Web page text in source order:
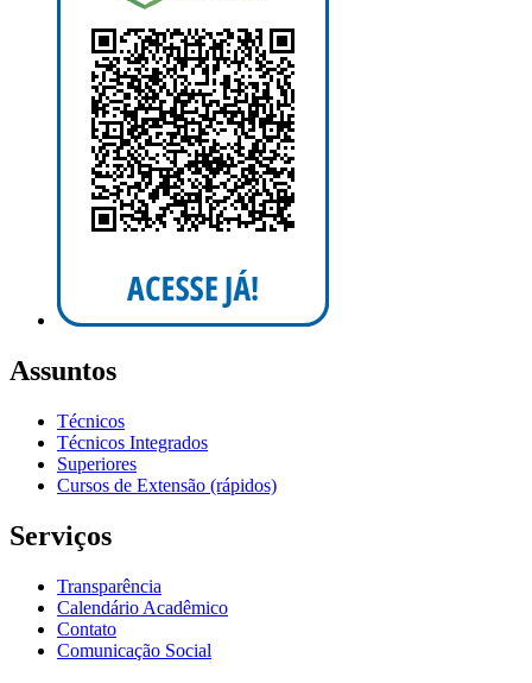
Assuntos
Técnicos
Técnicos Integrados
Superiores
Cursos de Extensão (rápidos)
Serviços
Transparência
Calendário Acadêmico
Contato
Comunicação Social